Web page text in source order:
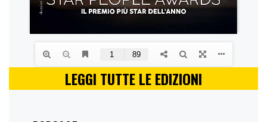
LEGGI TUTTE LE EDIZIONI